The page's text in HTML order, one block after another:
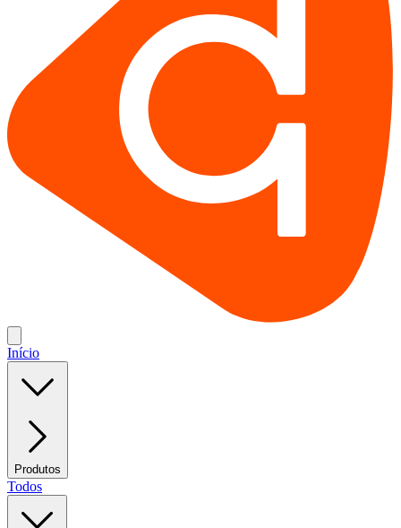
Início
Produtos
Todos